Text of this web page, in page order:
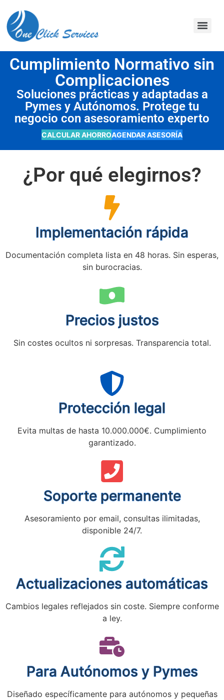
Cumplimiento Normativo sin
Complicaciones
Soluciones prácticas y adaptadas a
Pymes y Autónomos. Protege tu
negocio con asesoramiento experto
CALCULAR AHORROAGENDAR ASESORÍA
¿Por qué elegirnos?
Implementación rápida
Documentación completa lista en 48 horas. Sin esperas,
sin burocracias.
Precios justos
Sin costes ocultos ni sorpresas. Transparencia total.
Protección legal
Evita multas de hasta 10.000.000€. Cumplimiento
garantizado.
Soporte permanente
Asesoramiento por email, consultas ilimitadas,
disponible 24/7.
Actualizaciones automáticas
Cambios legales reflejados sin coste. Siempre conforme
a ley.
Para Autónomos y Pymes
Diseñado específicamente para autónomos y pequeñas